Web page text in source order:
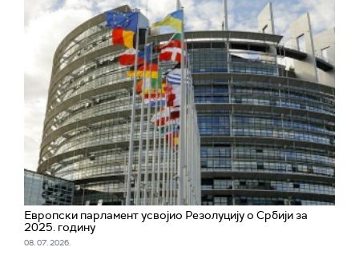
Европски парламент усвојио Резолуцију о Србији за
2025. годину
08. 07. 2026.